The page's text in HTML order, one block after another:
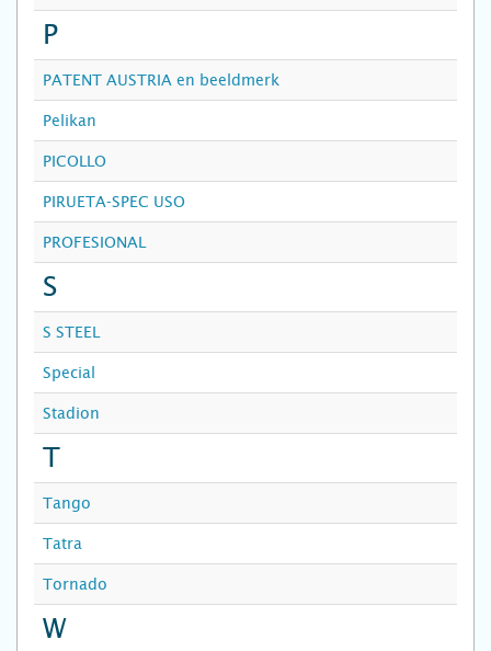
P
PATENT AUSTRIA en beeldmerk
Pelikan
PICOLLO
PIRUETA-SPEC USO
PROFESIONAL
S
S STEEL
Special
Stadion
T
Tango
Tatra
Tornado
W